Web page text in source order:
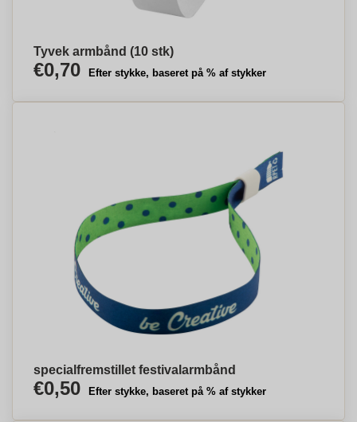
Tyvek armbånd (10 stk)
€0,70 Efter stykke, baseret på % af stykker
specialfremstillet festivalarmbånd
€0,50 Efter stykke, baseret på % af stykker